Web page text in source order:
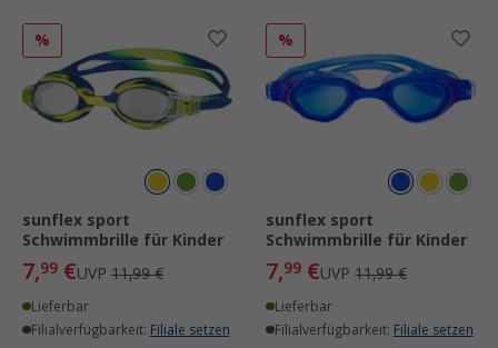
%
sunflex sport
Schwimmbrille für Kinder
7,99 €UVP 11,99 €
Lieferbar
Filialverfügbarkeit: Filiale setzen
%
sunflex sport
Schwimmbrille für Kinder
7,99 €UVP 11,99 €
Lieferbar
Filialverfügbarkeit: Filiale setzen